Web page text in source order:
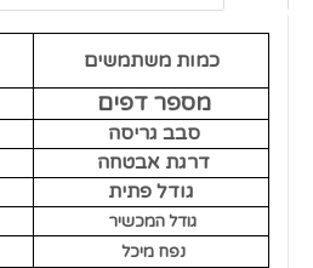
כמות משתמשים
מספר דפים
סבב גריסה
דרגת אבטחה
גודל פתית
גודל המכשיר
נפח מיכל